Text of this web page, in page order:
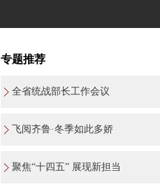
专题推荐
全省统战部长工作会议
飞阅齐鲁·冬季如此多娇
聚焦“十四五” 展现新担当